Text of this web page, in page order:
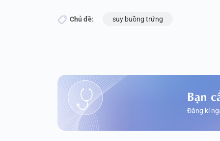
Chủ đề: suy buồng trứng
Bạn
Đăng kí